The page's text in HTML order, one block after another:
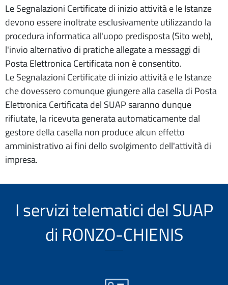
Le Segnalazioni Certificate di inizio attività e le Istanze
devono essere inoltrate esclusivamente utilizzando la
procedura informatica all'uopo predisposta (Sito web),
l'invio alternativo di pratiche allegate a messaggi di
Posta Elettronica Certificata non è consentito.
Le Segnalazioni Certificate di inizio attività e le Istanze
che dovessero comunque giungere alla casella di Posta
Elettronica Certificata del SUAP saranno dunque
rifiutate, la ricevuta generata automaticamente dal
gestore della casella non produce alcun effetto
amministrativo ai fini dello svolgimento dell'attività di
impresa.
I servizi telematici del SUAP
di RONZO-CHIENIS